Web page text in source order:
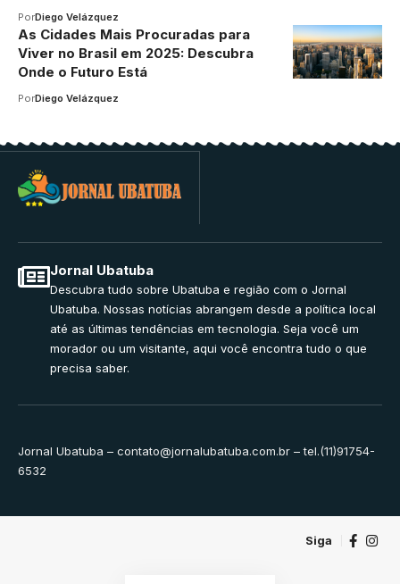
PorDiego Velázquez
As Cidades Mais Procuradas para
Viver no Brasil em 2025: Descubra
Onde o Futuro Está
PorDiego Velázquez
Jornal Ubatuba
Descubra tudo sobre Ubatuba e região com o Jornal
Ubatuba. Nossas notícias abrangem desde a política local
até as últimas tendências em tecnologia. Seja você um
morador ou um visitante, aqui você encontra tudo o que
precisa saber.
Jornal Ubatuba – contato@jornalubatuba.com.br – tel.(11)91754-
6532
Siga